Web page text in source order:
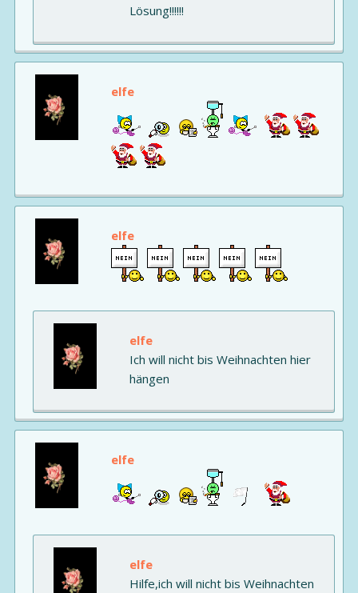
Lösung!!!!!!
elfe
elfe
elfe
Ich will nicht bis Weihnachten hier
hängen
elfe
elfe
Hilfe,ich will nicht bis Weihnachten